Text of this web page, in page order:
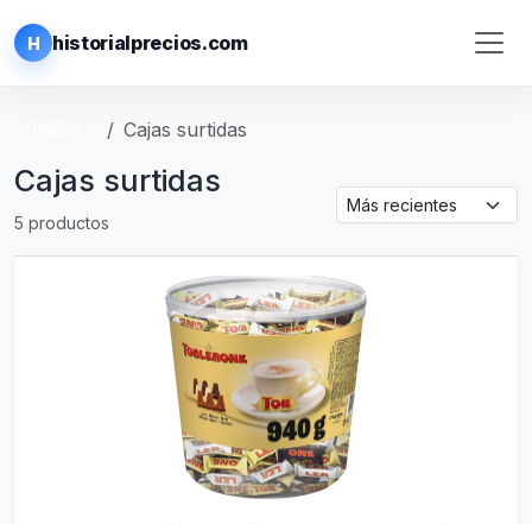
H historialprecios.com
Cajas surtidas
Cajas surtidas
5 productos